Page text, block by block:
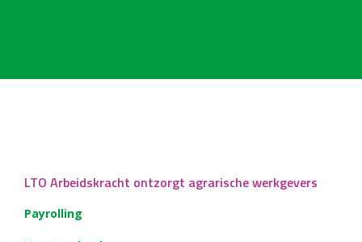
LTO Arbeidskracht ontzorgt agrarische werkgevers
Payrolling